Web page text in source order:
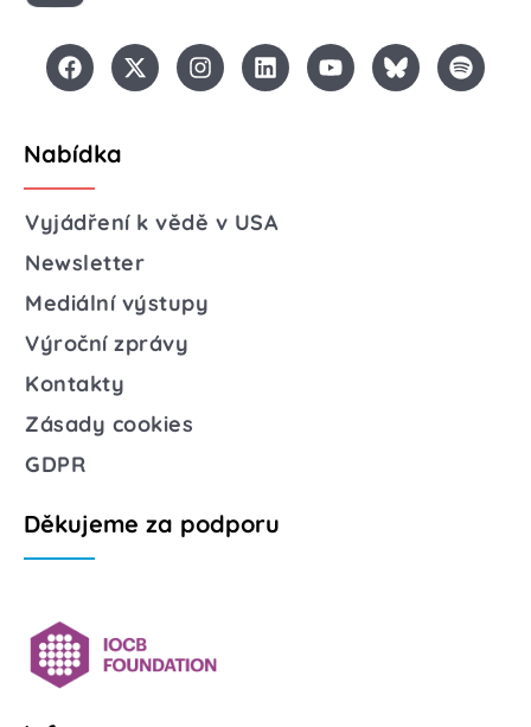
Nabídka
Vyjádření k vědě v USA
Newsletter
Mediální výstupy
Výroční zprávy
Kontakty
Zásady cookies
GDPR
Děkujeme za podporu